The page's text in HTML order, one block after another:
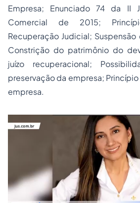
Empresa; Enunciado 74 da II
Comercial de 2015;
Recuperação Judicial;
Constrição do patrimônio do
juízo recuperacional;
preservação da empresa;
empresa.